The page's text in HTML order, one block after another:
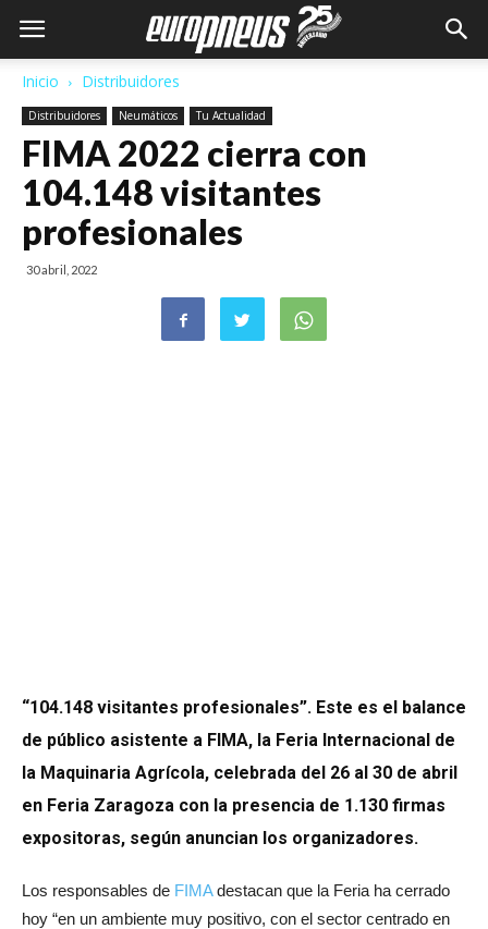
Inicio Distribuidores
Distribuidores Neumáticos Tu Actualidad
FIMA 2022 cierra con
104.148 visitantes
profesionales
30 abril, 2022
“104.148 visitantes profesionales”. Este es el balance
de público asistente a FIMA, la Feria Internacional de
la Maquinaria Agrícola, celebrada del 26 al 30 de abril
en Feria Zaragoza con la presencia de 1.130 firmas
expositoras, según anuncian los organizadores.
Los responsables de FIMAdestacan que la Feria ha cerrado
hoy “en un ambiente muy positivo, con el sector centrado en